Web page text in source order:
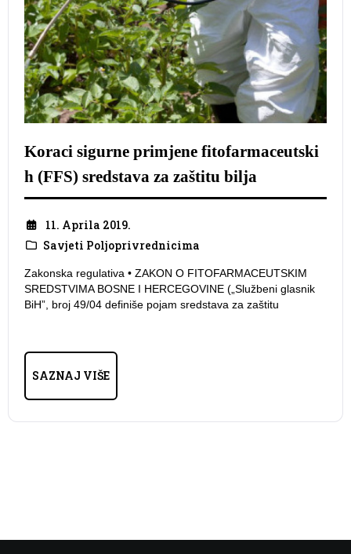
Koraci sigurne primjene fitofarmaceutski
h (FFS) sredstava za zaštitu bilja
11. Aprila 2019.
Savjeti Poljoprivrednicima
Zakonska regulativa • ZAKON O FITOFARMACEUTSKIM
SREDSTVIMA BOSNE I HERCEGOVINE („Službeni glasnik
BiH”, broj 49/04 definiše pojam sredstava za zaštitu
SAZNAJ VIŠE